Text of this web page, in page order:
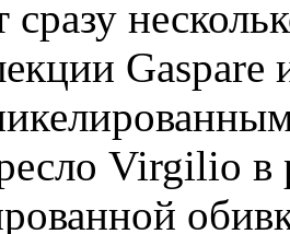
сразу
Gaspare
Virgilio в